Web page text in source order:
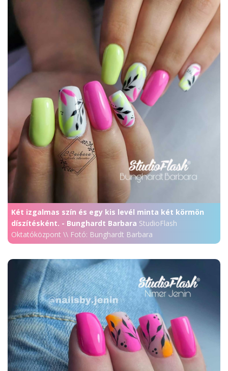
Két izgalmas szín és egy kis levél minta két körmön
díszítésként. - Bunghardt Barbara StudioFlash
Oktatóközpont \\ Fotó: Bunghardt Barbara